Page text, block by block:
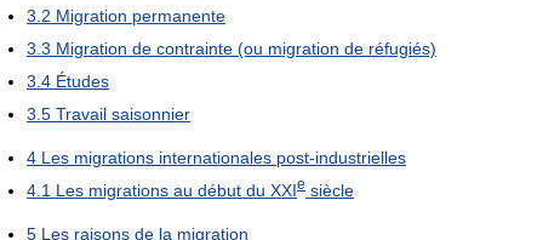
3.2 Migration permanente
3.3 Migration de contrainte (ou migration de réfugiés)
3.4 Études
3.5 Travail saisonnier
4 Les migrations internationales post-industrielles
4.1 Les migrations au début du XXIe siècle
5 Les raisons de la migration